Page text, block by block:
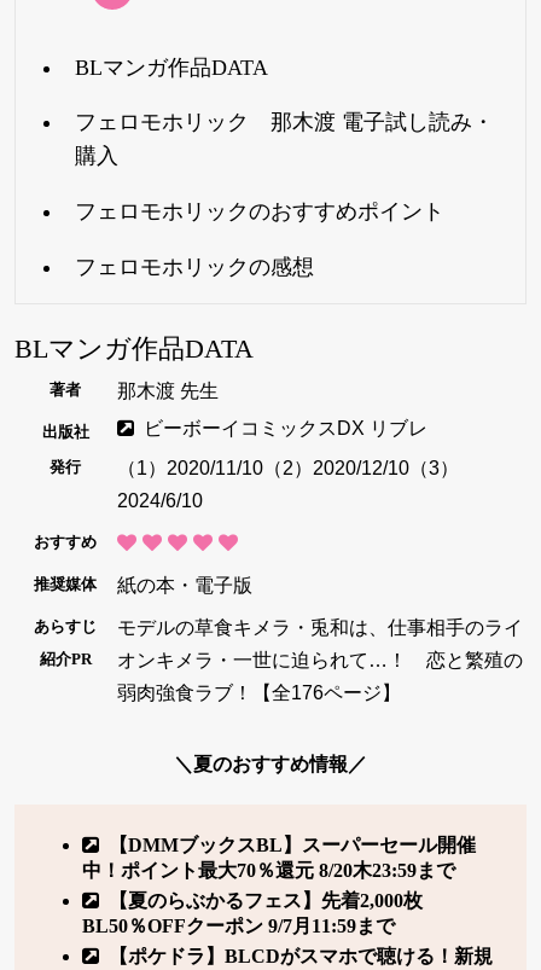
BLマンガ作品DATA
フェロモホリック 那木渡 電子試し読み・
購入
フェロモホリックのおすすめポイント
フェロモホリックの感想
BLマンガ作品DATA
著者 那木渡 先生
出版社 ビーボーイコミックスDX リブレ
発行
（1）2020/11/10（2）2020/12/10（3）
2024/6/10
おすすめ
推奨媒体 紙の本・電子版
あらすじ
紹介PR
モデルの草食キメラ・兎和は、仕事相手のライ
オンキメラ・一世に迫られて…！ 恋と繁殖の
弱肉強食ラブ！【全176ページ】
＼夏のおすすめ情報／
【DMMブックスBL】スーパーセール開催
中！ポイント最大70％還元 8/20木23:59まで
【夏のらぶかるフェス】先着2,000枚
BL50％OFFクーポン 9/7月11:59まで
【ポケドラ】BLCDがスマホで聴ける！新規